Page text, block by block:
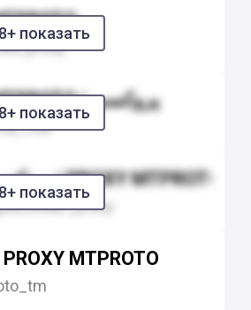
показать
показать
PROXY MTPROTO | پروکسی
показать
پروکسی | بشکن | PROXY MTPROTO
پروکسی | PROXY MTPROTO